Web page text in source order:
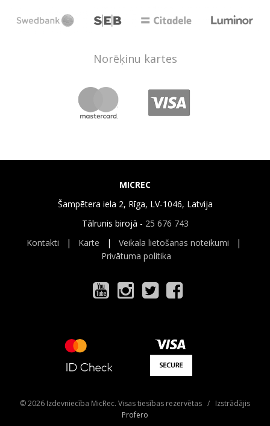
Norēķinu kartes
MICREC
Šampētera iela 2, Rīga, LV-1046, Latvija
Tālrunis birojā - 25 676 743
Kontakti | Karte | Veikala lietošanas noteikumi |
Privātuma politika
© 2026 Izdevniecība MicRec. Visas tiesības rezervētas / Izstrādājis
Profero